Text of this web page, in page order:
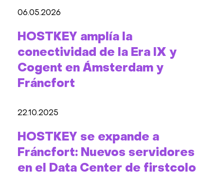
06.05.2026
HOSTKEY amplía la
conectividad de la Era IX y
Cogent en Ámsterdam y
Fráncfort
22.10.2025
HOSTKEY se expande a
Fráncfort: Nuevos servidores
en el Data Center de firstcolo